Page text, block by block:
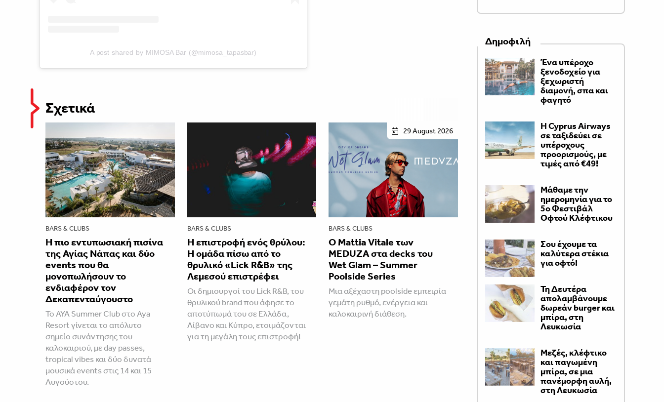
A post shared by MIMOSA Bar (@mimosa_tapasbar)
Σχετικά
BARS & CLUBS
Η πιο εντυπωσιακή πισίνα
της Αγίας Νάπας και δύο
events που θα
μονοπωλήσουν το
ενδιαφέρον τον
Δεκαπενταύγουστο
Το AYA Summer Club στο Aya
Resort γίνεται το απόλυτο
σημείο συνάντησης του
καλοκαιριού, με day passes,
tropical vibes και δύο δυνατά
μουσικά events στις 14 και 15
Αυγούστου.
BARS & CLUBS
Η επιστροφή ενός θρύλου:
Η ομάδα πίσω από το
θρυλικό «Lick R&B» της
Λεμεσού επιστρέφει
Οι δημιουργοί του Lick R&B, του
θρυλικού brand που άφησε το
αποτύπωμά του σε Ελλάδα,
Λίβανο και Κύπρο, ετοιμάζονται
για τη μεγάλη τους επιστροφή!
29 August 2026
BARS & CLUBS
Ο Mattia Vitale των
MEDUZA στα decks του
Wet Glam – Summer
Poolside Series
Mια αξέχαστη poolside εμπειρία
γεμάτη ρυθμό, ενέργεια και
καλοκαιρινή διάθεση.
Δημοφιλή
Ένα υπέροχο
ξενοδοχείο για
ξεχωριστή
διαμονή, σπα και
φαγητό
H Cyprus Airways
σε ταξιδεύει σε
υπέροχους
προορισμούς, με
τιμές από €49!
Μάθαμε την
ημερομηνία για το
5ο Φεστιβάλ
Οφτού Κλέφτικου
Σου έχουμε τα
καλύτερα στέκια
για οφτό!
Τη Δευτέρα
απολαμβάνουμε
δωρεάν burger και
μπίρα, στη
Λευκωσία
Μεζές, κλέφτικο
και παγωμένη
μπίρα, σε μια
πανέμορφη αυλή,
στη Λευκωσία